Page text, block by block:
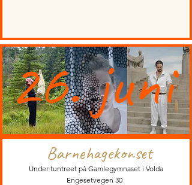
26. juni
Barnehagekonset
Under tuntreet på Gamlegymnaset i Volda
Engesetvegen 30